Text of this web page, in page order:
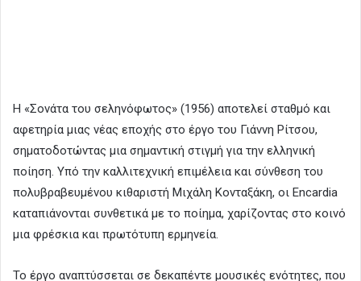
Η «Σονάτα του σεληνόφωτος» (1956) αποτελεί σταθμό και
αφετηρία μιας νέας εποχής στο έργο του Γιάννη Ρίτσου,
σηματοδοτώντας μια σημαντική στιγμή για την ελληνική
ποίηση. Υπό την καλλιτεχνική επιμέλεια και σύνθεση του
πολυβραβευμένου κιθαριστή Μιχάλη Κονταξάκη, οι Encardia
καταπιάνονται συνθετικά με το ποίημα, χαρίζοντας στο κοινό
μια φρέσκια και πρωτότυπη ερμηνεία.
Το έργο αναπτύσσεται σε δεκαπέντε μουσικές ενότητες, που